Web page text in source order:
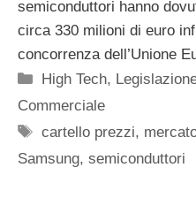
semiconduttori hanno
circa 330 milioni di euro
concorrenza dell’Unione
Categorie
High Tech,
Commerciale
Tag
cartello prezzi,
Samsung, semiconduttori